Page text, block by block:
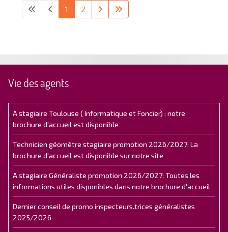
1 2
Vie des agents
A stagiaire Toulouse ( Informatique et Foncier) : notre
brochure d'accueil est disponible
Technicien géomètre stagiaire promotion 2026/2027: La
brochure d'accueil est disponible sur notre site
A stagiaire Généraliste promotion 2026/2027: Toutes les
informations utiles disponibles dans notre brochure d'accueil
Dernier conseil de promo inspecteurs.trices généralistes
2025/2026